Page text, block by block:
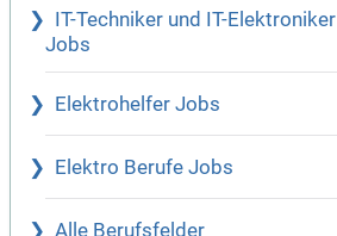
IT-Techniker und IT-Elektroniker
Jobs
Elektrohelfer Jobs
Elektro Berufe Jobs
Alle Berufsfelder